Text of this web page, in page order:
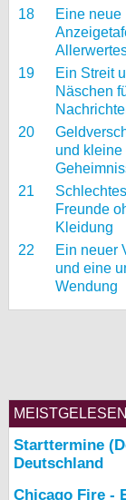
18
Eine neue
19
Ein Streit
Näschen
20
und kleine
21
Freunde
Kleidung
22
Ein neuer
und eine
Wendung
MEISTGELESEN
Starttermine
Deutschland
Chicago Fire -